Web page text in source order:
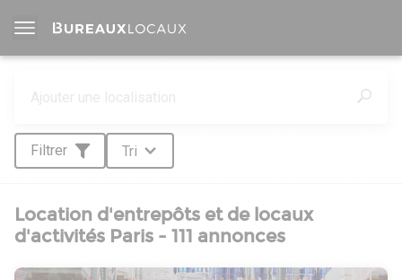
Filtrer Tri
Location d'entrepôts et de locaux
d'activités Paris - 111 annonces